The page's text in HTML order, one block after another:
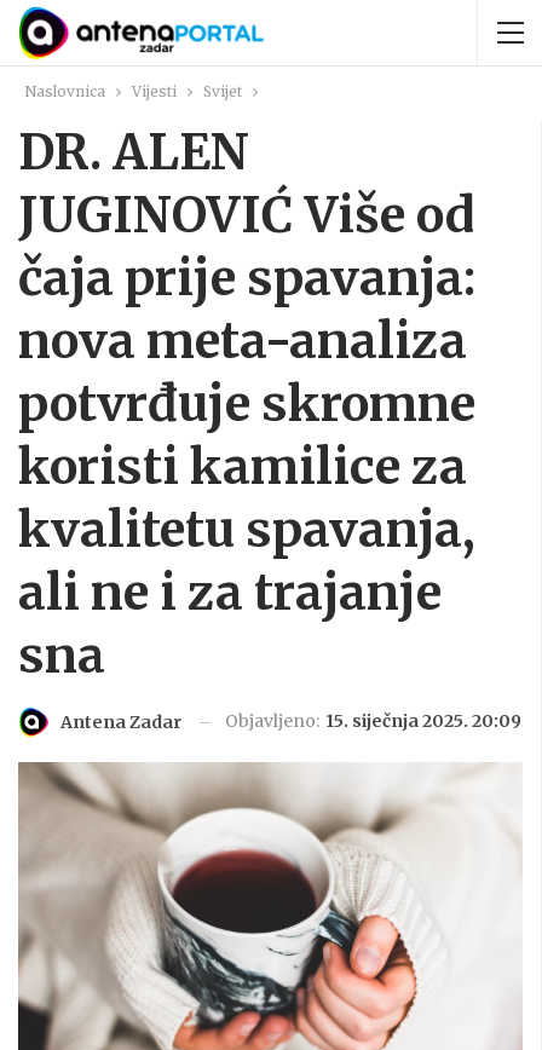
Naslovnica Vijesti Svijet
DR. ALEN
JUGINOVIĆ Više od
čaja prije spavanja:
nova meta-analiza
potvrđuje skromne
koristi kamilice za
kvalitetu spavanja,
ali ne i za trajanje
sna
Antena Zadar Objavljeno: 15. siječnja 2025. 20:09